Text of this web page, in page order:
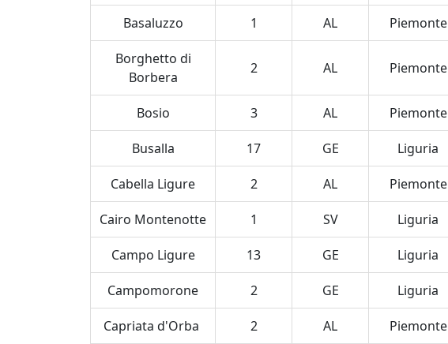
Basaluzzo 1 AL Piemonte
Borghetto di
Borbera
2 AL Piemonte
Bosio 3 AL Piemonte
Busalla 17 GE Liguria
Cabella Ligure 2 AL Piemonte
Cairo Montenotte 1 SV Liguria
Campo Ligure 13 GE Liguria
Campomorone 2 GE Liguria
Capriata d'Orba 2 AL Piemonte